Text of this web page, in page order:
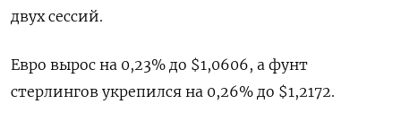
двух сессий.
Евро вырос на 0,23% до $1,0606, а фунт
стерлингов укрепился на 0,26% до $1,2172.